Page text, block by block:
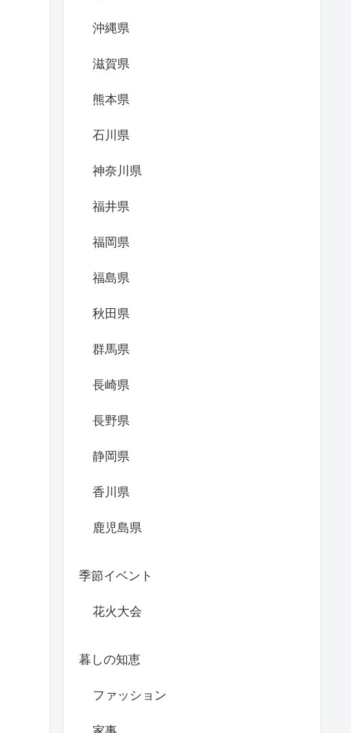
沖縄県
滋賀県
熊本県
石川県
神奈川県
福井県
福岡県
福島県
秋田県
群馬県
長崎県
長野県
静岡県
香川県
鹿児島県
季節イベント
花火大会
暮しの知恵
ファッション